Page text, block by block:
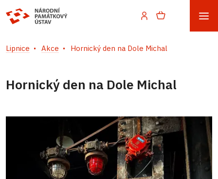
Lipnice Akce Hornický den na Dole Michal
Hornický den na Dole Michal